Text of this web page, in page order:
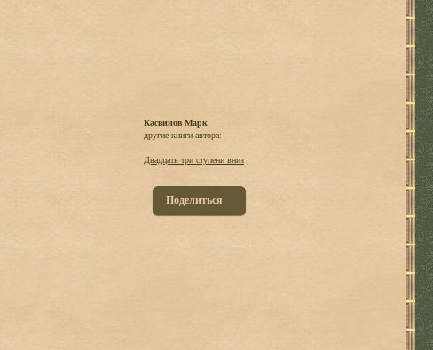
Касвинов Марк
другие книги автора:
Двадцать три ступени вниз
Поделиться